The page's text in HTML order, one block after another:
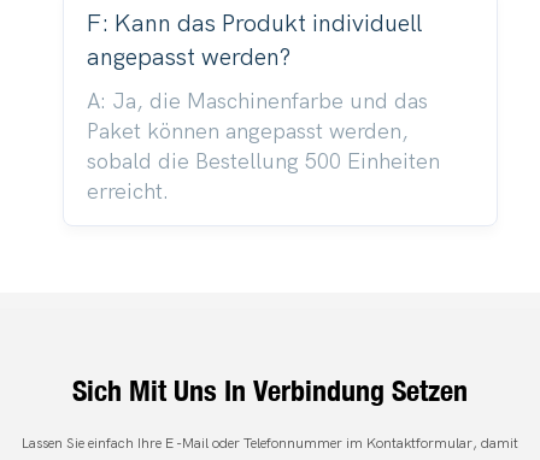
F: Kann das Produkt individuell
angepasst werden?
A: Ja, die Maschinenfarbe und das
Paket können angepasst werden,
sobald die Bestellung 500 Einheiten
erreicht.
Sich Mit Uns In Verbindung Setzen
Lassen Sie einfach Ihre E -Mail oder Telefonnummer im Kontaktformular, damit